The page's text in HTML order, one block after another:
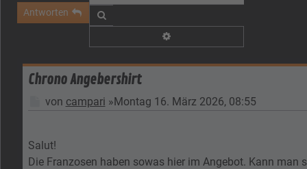
Antworten
Chrono Angebershirt
Beitrag
von campari »Montag 16. März 2026, 08:55
Salut!
Die Franzosen haben sowas hier im Angebot. Kann